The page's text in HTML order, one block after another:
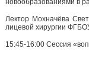
новообразованиями в
Лектор Мохначёва
лицевой хирургии
15:45-16:00 Сессия